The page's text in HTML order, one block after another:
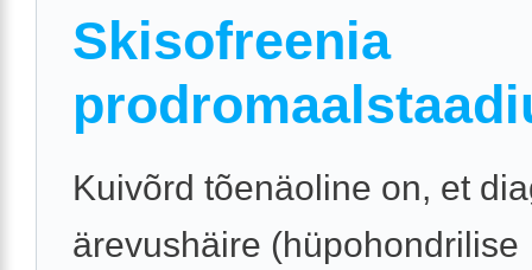
Skisofreenia
Kuivõrd tõenäoline on, et
ärevushäire (hüpohondrilise